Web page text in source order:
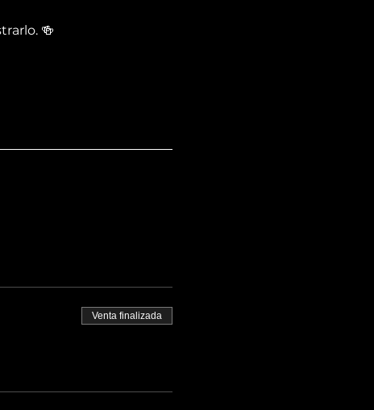
🍻
Venta finalizada